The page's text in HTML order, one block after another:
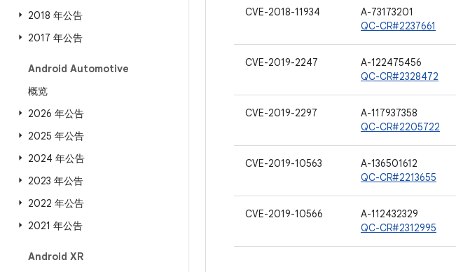
2018 年公告
2017 年公告
Android Automotive
概览
2026 年公告
2025 年公告
2024 年公告
2023 年公告
2022 年公告
2021 年公告
Android XR
CVE-2018-11934
A-73173201
QC-CR#2237661
CVE-2019-2247
A-122475456
QC-CR#2328472
CVE-2019-2297
A-117937358
QC-CR#2205722
CVE-2019-10563
A-136501612
QC-CR#2213655
CVE-2019-10566
A-112432329
QC-CR#2312995